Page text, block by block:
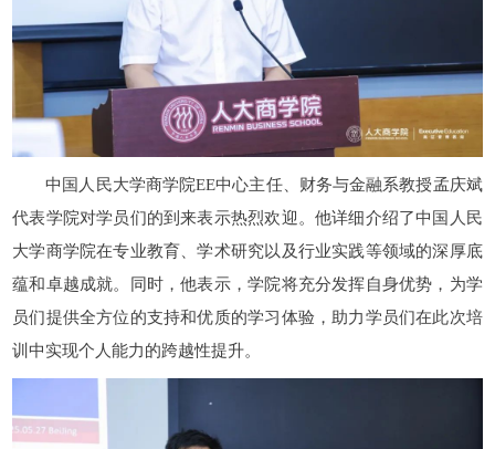
中国人民大学商学院EE中心主任、财务与金融系教授孟庆斌
代表学院对学员们的到来表示热烈欢迎。他详细介绍了中国人民
大学商学院在专业教育、学术研究以及行业实践等领域的深厚底
蕴和卓越成就。同时，他表示，学院将充分发挥自身优势，为学
员们提供全方位的支持和优质的学习体验，助力学员们在此次培
训中实现个人能力的跨越性提升。